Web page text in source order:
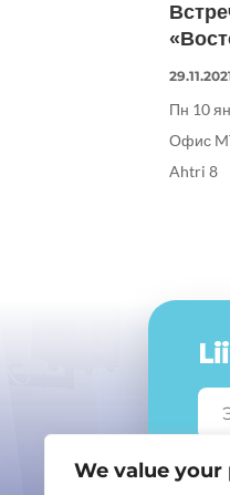
We value your
Пн 10
Офис
Ahtri 8